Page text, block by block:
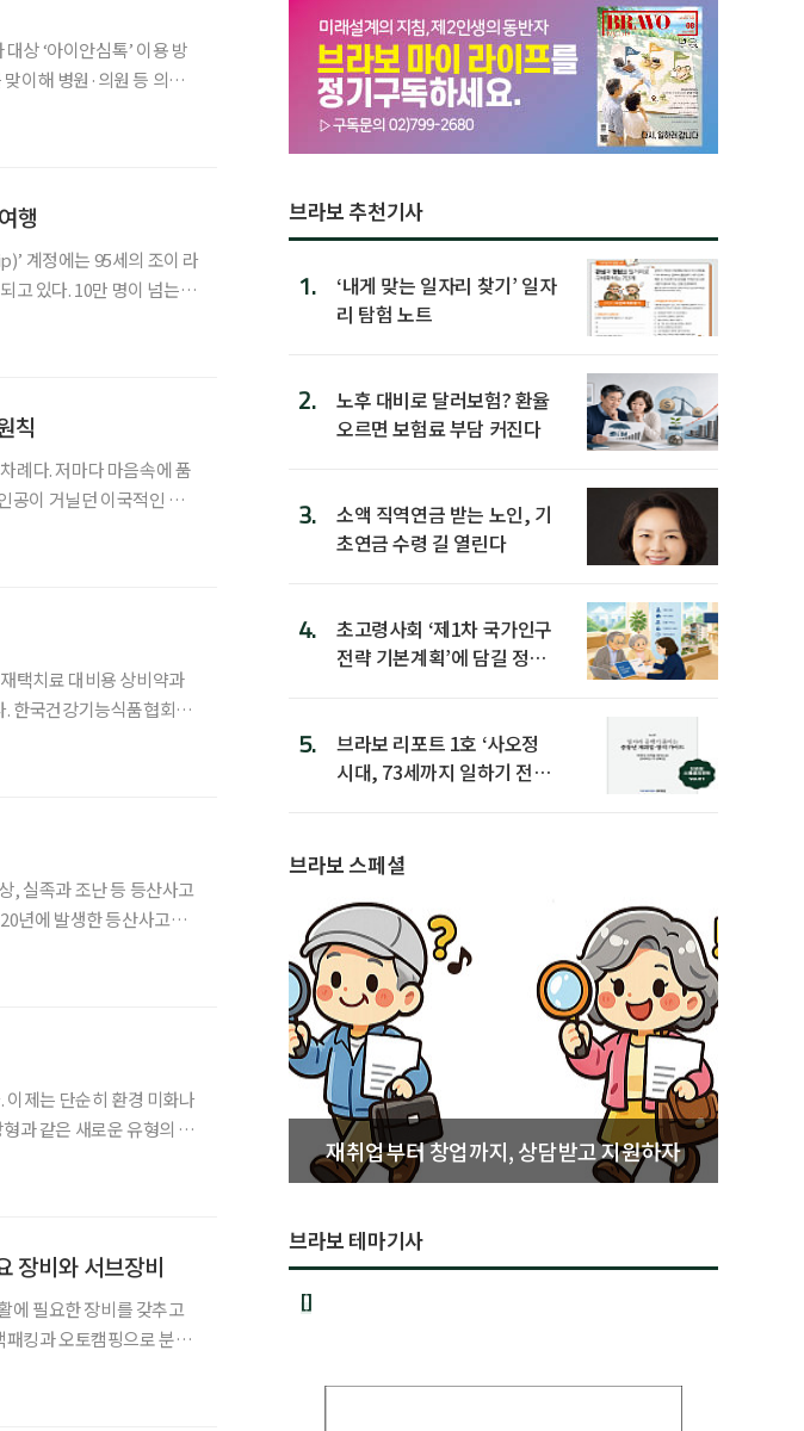
상 ‘아이안심톡’ 이용 방
행
계정에는 95세의 조이 라
고 있다. 10만 명이 넘는 팔
칙
례다. 저마다 마음속에 품
공이 거닐던 이국적인 거
택치료 대비용 상비약과
한국건강기능식품협회
, 실족과 조난 등 등산사고
이제는 단순히 환경 미화나
유형의 일
장비와 서브장비
에 필요한 장비를 갖추고
킹과 오토캠핑으로 분류
브라보 추천기사
1.
‘내게 맞는 일자리 찾기’ 일자
리 탐험 노트
2.
노후 대비로 달러보험? 환율
오르면 보험료 부담 커진다
3.
소액 직역연금 받는 노인, 기
초연금 수령 길 열린다
4.
초고령사회 ‘제1차 국가인구
전략 기본계획’에 담길 정책
5.
브라보 리포트 1호 ‘사오정
시대, 73세까지 일하기 전략’
브라보 스페셜
재취업부터 창업까지, 상담받고 지원하자
브라보 테마기사
[]